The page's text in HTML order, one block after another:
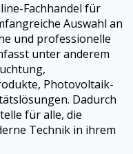
Fachhandel für
Auswahl an
und professionelle
unter anderem
Photovoltaik-
Dadurch
für alle, die
Technik in ihrem